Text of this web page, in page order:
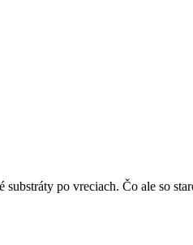
po vreciach. Čo ale so